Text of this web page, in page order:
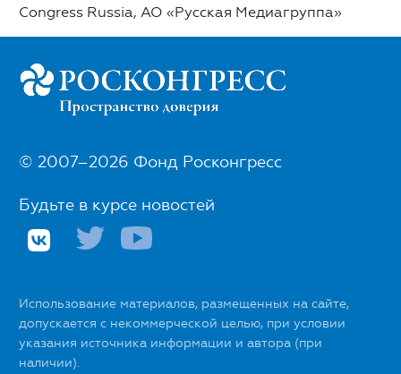
Congress Russia, АО «Русская Медиагруппа»
© 2007–2026 Фонд Росконгресс
Будьте в курсе новостей
Использование материалов, размещенных на сайте,
допускается с некоммерческой целью, при условии
указания источника информации и автора (при
наличии).